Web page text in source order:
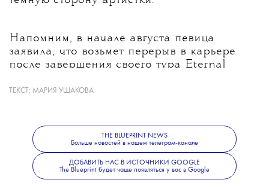
Напомним, в начале августа певица
заявила, что возьмет перерыв в карьере
после завершения своего тура Eternal
решение она приняла давно, потому что
на такой шаг повлиял ажиотаж вокруг
ее фигуры — в Интернете не утихают
разговоры о том, что Гранде выглядит
слишком худой и требуют ее спасать.
ТЕКСТ: МАРИЯ УШАКОВА
THE BLUEPRINT NEWS
Больше новостей в нашем телеграм-канале
ДОБАВИТЬ НАС В ИСТОЧНИКИ GOOGLE
The Blueprint будет чаще появляться у вас в Google